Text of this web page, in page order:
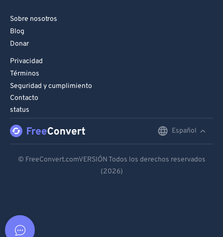
Sobre nosotros
Blog
Donar
Privacidad
Términos
Seguridad y cumplimiento
Contacto
status
Español
Español
© FreeConvert.comVERSIÓN Todos los derechos reservados
(2026)